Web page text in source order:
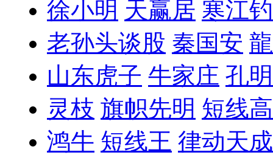
徐小明 天赢居 寒江
老孙头谈股 秦国安
山东虎子 牛家庄 孔
灵枝 旗帜先明 短线
鸿牛 短线王 律动天成